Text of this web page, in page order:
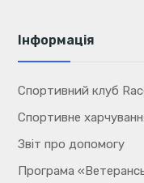
Інформація
Спортивний клуб
Спортивне
Звіт про допомогу
Програма